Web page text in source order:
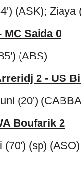
(ASK); Ziaya
MC Saida 0
(ABS)
2 - US
(20')
Boufarik 2
(70') (sp)